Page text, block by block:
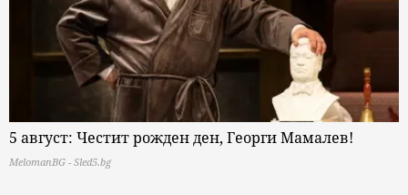
5 август: Честит рожден ден, Георги Мамалев!
MelomanBG - Sled5.bg